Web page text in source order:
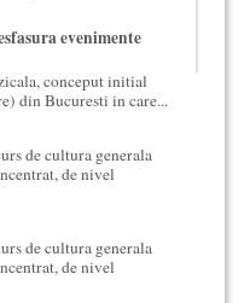
evenimente
conceput initial
din Bucuresti in care...
de cultura generala
de nivel
de cultura generala
de nivel